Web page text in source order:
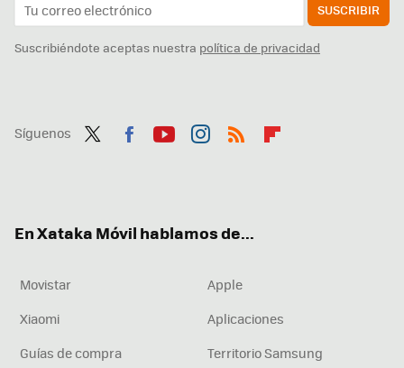
SUSCRIBIR
Suscribiéndote aceptas nuestra política de privacidad
Síguenos
En Xataka Móvil hablamos de...
Movistar
Apple
Xiaomi
Aplicaciones
Guías de compra
Territorio Samsung